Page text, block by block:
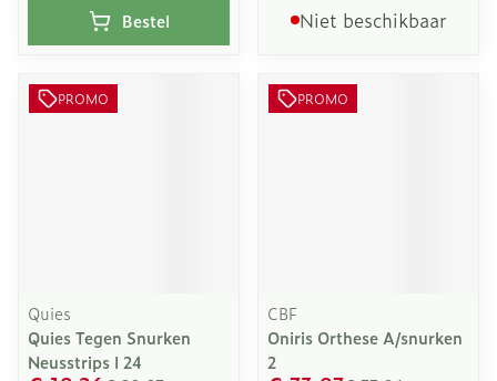
Bestel Niet beschikbaar
PROMO
Quies
Quies Tegen Snurken
Neusstrips l 24
PROMO
CBF
Oniris Orthese A/snurken
2